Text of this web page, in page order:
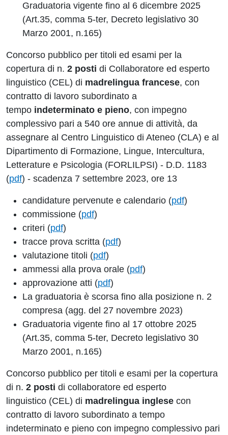
Graduatoria vigente fino al 6 dicembre 2025
(Art.35, comma 5-ter, Decreto legislativo 30
Marzo 2001, n.165)
Concorso pubblico per titoli ed esami per la
copertura di n. 2 posti di Collaboratore ed esperto
linguistico (CEL) di madrelingua francese, con
contratto di lavoro subordinato a
tempo indeterminato e pieno, con impegno
complessivo pari a 540 ore annue di attività, da
assegnare al Centro Linguistico di Ateneo (CLA) e al
Dipartimento di Formazione, Lingue, Intercultura,
Letterature e Psicologia (FORLILPSI) - D.D. 1183
(pdf) - scadenza 7 settembre 2023, ore 13
candidature pervenute e calendario (pdf)
commissione (pdf)
criteri (pdf)
tracce prova scritta (pdf)
valutazione titoli (pdf)
ammessi alla prova orale (pdf)
approvazione atti (pdf)
La graduatoria è scorsa fino alla posizione n. 2
compresa (agg. del 27 novembre 2023)
Graduatoria vigente fino al 17 ottobre 2025
(Art.35, comma 5-ter, Decreto legislativo 30
Marzo 2001, n.165)
Concorso pubblico per titoli e esami per la copertura
di n. 2 posti di collaboratore ed esperto
linguistico (CEL) di madrelingua inglese con
contratto di lavoro subordinato a tempo
indeterminato e pieno con impegno complessivo pari